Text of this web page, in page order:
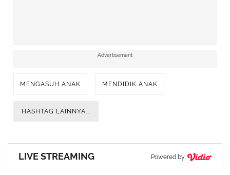
Advertisement
MENGASUH ANAK MENDIDIK ANAK
HASHTAG LAINNYA...
LIVE STREAMING Powered by